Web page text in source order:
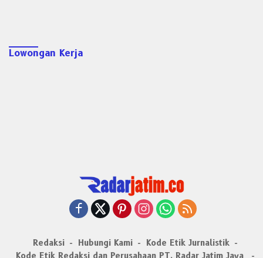
Lowongan Kerja
Redaksi Hubungi Kami
Kode Etik Jurnalistik
Kode Etik Redaksi dan Perusahaan PT. Radar Jatim Jaya